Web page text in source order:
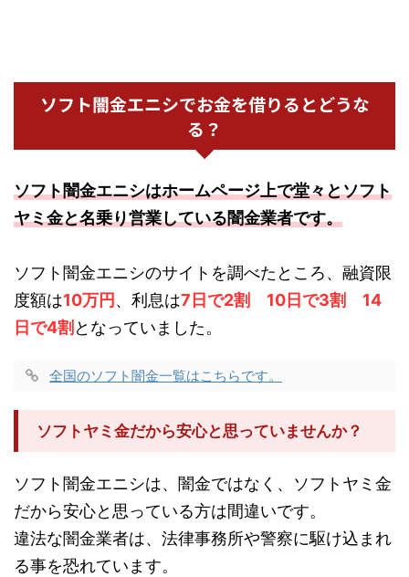
ソフト闇金エニシでお金を借りるとどうな
る？
ソフト闇金エニシはホームページ上で堂々とソフト
ヤミ金と名乗り営業している闇金業者です。
ソフト闇金エニシのサイトを調べたところ、融資限
度額は10万円 、利息は7日で2割 10日で3割 14
日で4割 となっていました。
全国のソフト闇金一覧はこちらです。
ソフトヤミ金だから安心と思っていませんか？
ソフト闇金エニシは、闇金ではなく、ソフトヤミ金
だから安心と思っている方は間違いです。
違法な闇金業者は、法律事務所や警察に駆け込まれ
る事を恐れています。